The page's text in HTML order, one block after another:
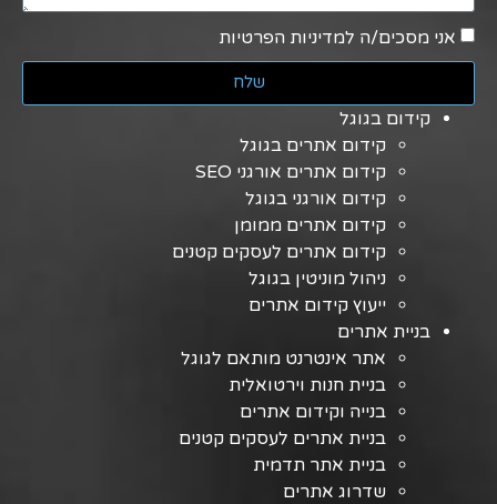
אני מסכים/ה למדיניות הפרטיות
שלח
קידום בגוגל
קידום אתרים בגוגל
קידום אתרים אורגני SEO
קידום אורגני בגוגל
קידום אתרים ממומן
קידום אתרים לעסקים קטנים
ניהול מוניטין בגוגל
ייעוץ קידום אתרים
בניית אתרים
אתר אינטרנט מותאם לגוגל
בניית חנות וירטואלית
בנייה וקידום אתרים
בניית אתרים לעסקים קטנים
בניית אתר תדמית
שדרוג אתרים